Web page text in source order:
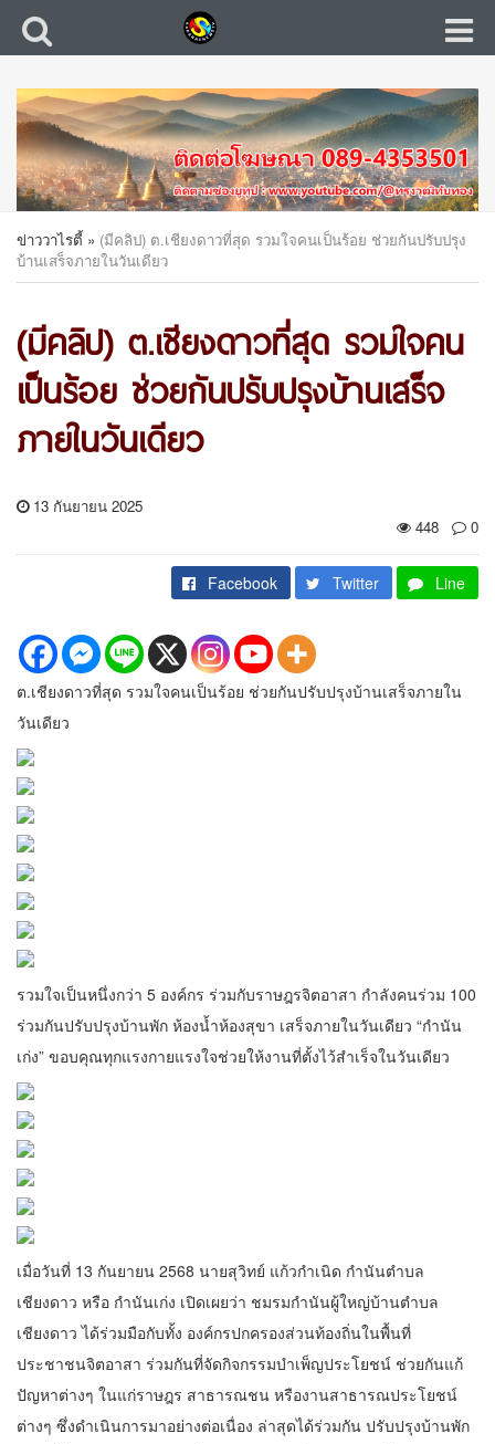
ข่าววาไรตี้ » (มีคลิป) ต.เชียงดาวที่สุด รวมใจคนเป็นร้อย ช่วยกันปรับปรุง
บ้านเสร็จภายในวันเดียว
(มีคลิป) ต.เชียงดาวที่สุด รวมใจคน
เป็นร้อย ช่วยกันปรับปรุงบ้านเสร็จ
ภายในวันเดียว
13 กันยายน 2025
448
0
Facebook Twitter Line
ต.เชียงดาวที่สุด รวมใจคนเป็นร้อย ช่วยกันปรับปรุงบ้านเสร็จภายใน
วันเดียว
รวมใจเป็นหนึ่งกว่า 5 องค์กร ร่วมกับราษฎรจิตอาสา กำลังคนร่วม 100
ร่วมกันปรับปรุงบ้านพัก ห้องน้ำห้องสุขา เสร็จภายในวันเดียว “กำนัน
เก่ง” ขอบคุณทุกแรงกายแรงใจช่วยให้งานที่ตั้งไว้สำเร็จในวันเดียว
เมื่อวันที่ 13 กันยายน 2568 นายสุวิทย์ แก้วกำเนิด กำนันตำบล
เชียงดาว หรือ กำนันเก่ง เปิดเผยว่า ชมรมกำนันผู้ใหญ่บ้านตำบล
เชียงดาว ได้ร่วมมือกับทั้ง องค์กรปกครองส่วนท้องถิ่นในพื้นที่
ประชาชนจิตอาสา ร่วมกันที่จัดกิจกรรมบำเพ็ญประโยชน์ ช่วยกันแก้
ปัญหาต่างๆ ในแก่ราษฎร สาธารณชน หรืองานสาธารณประโยชน์
ต่างๆ ซึ่งดำเนินการมาอย่างต่อเนื่อง ล่าสุดได้ร่วมกัน ปรับปรุงบ้านพัก